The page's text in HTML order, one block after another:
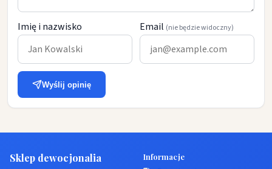
Imię i nazwisko Email (nie będzie widoczny)
Wyślij opinię
Sklep dewocjonalia Informacje